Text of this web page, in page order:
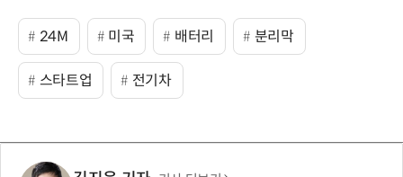
24M 미국 배터리 분리막
스타트업 전기차